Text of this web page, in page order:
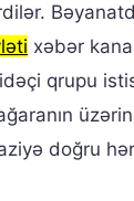
xəbər
qrupu
doğru